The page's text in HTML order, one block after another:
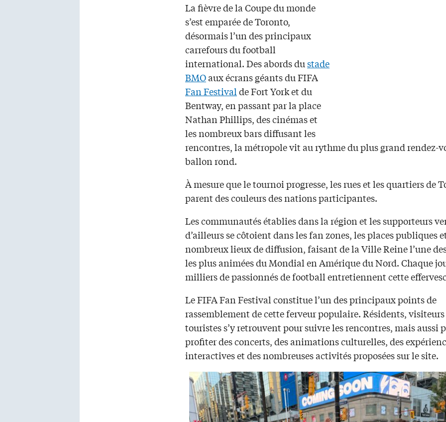
La fièvre de la Coupe du monde
s’est emparée de Toronto,
désormais l’un des principaux
carrefours du football
international. Des abords dustade
BMOaux écrans géants du FIFA
Fan Festivalde Fort York et du
Bentway, en passant par la place
Nathan Phillips, des cinémas et
les nombreux bars diffusant les
rencontres, la métropole vit au rythme du plus grand rendez-
ballon rond.
À mesure que le tournoi progresse, les rues et les quartiers de
parent des couleurs des nations participantes.
Les communautés établies dans la région et les supporteurs
d’ailleurs se côtoient dans les fan zones, les places publiques
nombreux lieux de diffusion, faisant de la Ville Reine l’une
les plus animées du Mondial en Amérique du Nord. Chaque
milliers de passionnés de football entretiennent cette
Le FIFA Fan Festival constitue l’un des principaux points de
rassemblement de cette ferveur populaire. Résidents,
touristes s’y retrouvent pour suivre les rencontres, mais aussi
profiter des concerts, des animations culturelles, des
interactives et des nombreuses activités proposées sur le site.